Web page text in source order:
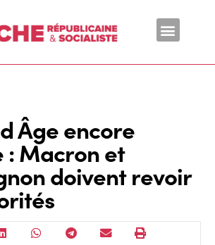
Âge encore
Macron et
doivent revoir